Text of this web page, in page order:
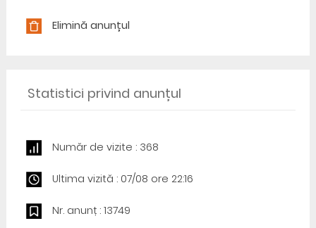
Elimină anunțul
Statistici privind anunțul
Număr de vizite : 368
Ultima vizită : 07/08 ore 22:16
Nr. anunț : 13749